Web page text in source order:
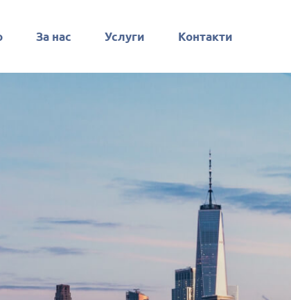
За нас Услуги Контакти